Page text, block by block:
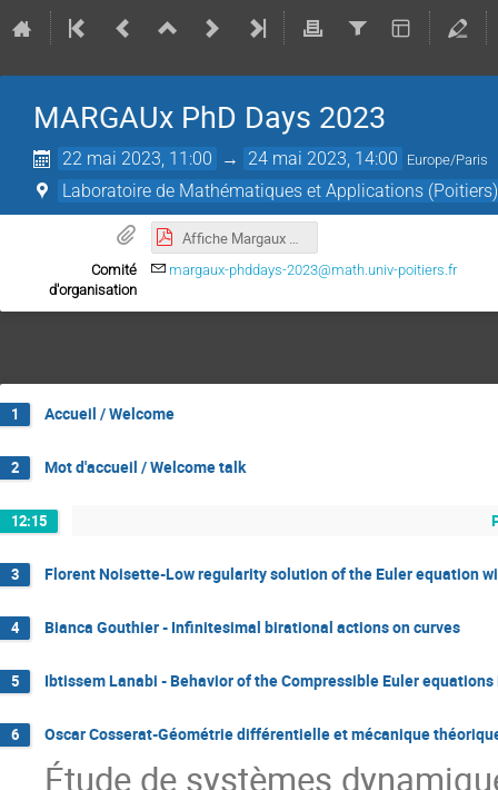
MARGAUx PhD Days 2023
22 mai 2023, 11:00 → 24 mai 2023, 14:00 Europe/Paris
Laboratoire de Mathématiques et Applications (Poitiers)
Affiche Margaux PHD Days 2023.pdf
Comité
d'organisation
margaux-phddays-2023@math.univ-poitiers.fr
1 Accueil / Welcome
2 Mot d'accueil / Welcome talk
12:15
3 Florent Noisette-Low regularity solution of the Euler equation
4 Bianca Gouthier - Infinitesimal birational actions on curves
5 Ibtissem Lanabi - Behavior of the Compressible Euler
6 Oscar Cosserat-Géométrie différentielle et mécanique
Étude de systèmes